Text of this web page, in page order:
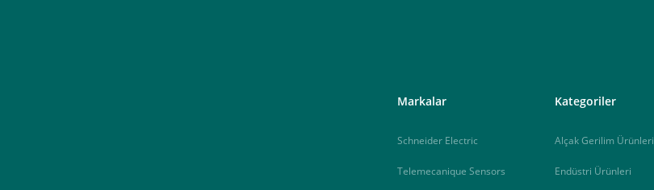
Markalar
Schneider Electric
Telemecanique Sensors
Kategoriler
Alçak Gerilim Ürünleri
Endüstri Ürünleri